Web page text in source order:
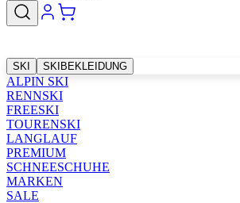
SKI SKIBEKLEIDUNG
ALPIN SKI
RENNSKI
FREESKI
TOURENSKI
LANGLAUF
PREMIUM
SCHNEESCHUHE
MARKEN
SALE